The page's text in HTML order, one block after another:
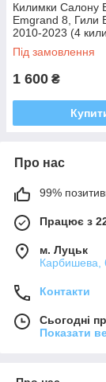
Килимки Салону
Emgrand 8, Гили
2010-2023 (4
тунель між
кольорів Ева, Єва)
Під замовлення
1 600 ₴
Про нас
99%
Працює з
м. Луцьк
Карбишева,
Контакти
Сьогодні
Показати